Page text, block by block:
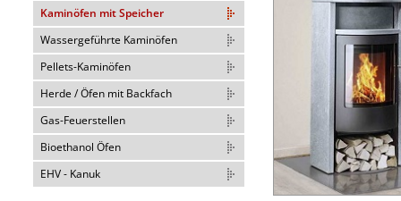
Kaminöfen mit Speicher
Wassergeführte Kaminöfen
Pellets-Kaminöfen
Herde / Öfen mit Backfach
Gas-Feuerstellen
Bioethanol Öfen
EHV - Kanuk